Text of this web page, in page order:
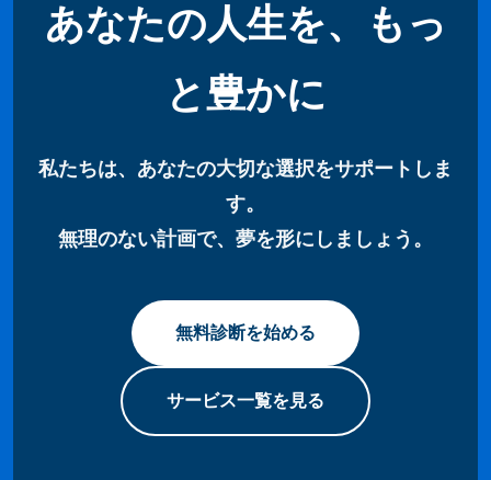
あなたの人生を、もっ
と豊かに
私たちは、あなたの大切な選択をサポートしま
す。
無理のない計画で、夢を形にしましょう。
無料診断を始める
サービス一覧を見る